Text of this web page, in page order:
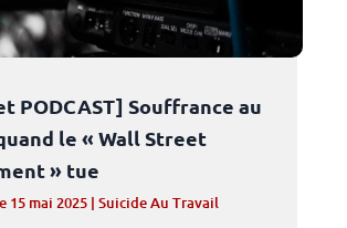
PODCAST] Souffrance au
le « Wall Street
» tue
15 mai 2025| Suicide Au Travail